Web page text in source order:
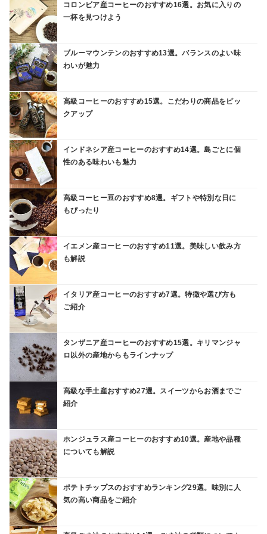
コロンビア産コーヒーのおすすめ16選。お気に入りの
一杯を見つけよう
ブルーマウンテンのおすすめ13選。バランスのよい味
わいが魅力
高級コーヒーのおすすめ15選。こだわりの商品をピッ
クアップ
インドネシア産コーヒーのおすすめ14選。島ごとに個
性のある味わいも魅力
高級コーヒー豆のおすすめ8選。ギフトや特別な日に
もぴったり
イエメン産コーヒーのおすすめ11選。美味しい飲み方
も解説
イタリア産コーヒーのおすすめ7選。特徴や選び方も
ご紹介
タンザニア産コーヒーのおすすめ15選。キリマンジャ
ロ以外の産地からもラインナップ
高級な手土産おすすめ27選。スイーツからお酒までご
紹介
ホンジュラス産コーヒーのおすすめ10選。産地や品種
についても解説
ポテトチップスのおすすめランキング29選。味別に人
気の高い商品をご紹介